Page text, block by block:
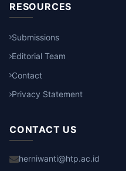
RESOURCES
Submissions
Editorial Team
Contact
Privacy Statement
CONTACT US
herniwanti@htp.ac.id